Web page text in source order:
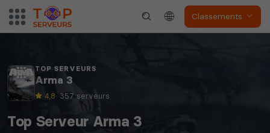
Classements
TOP SERVEURS
Arma 3
4,8· 357 serveurs
Top Serveur Arma 3